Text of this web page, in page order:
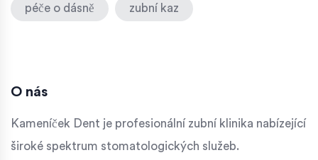
péče o dásně zubní kaz
O nás
Kameníček Dent je profesionální zubní klinika nabízející
široké spektrum stomatologických služeb.